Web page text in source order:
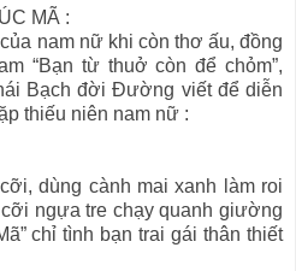
MÃ :
nam nữ khi còn thơ ấu, đồng
“Bạn từ thuở còn để chỏm”,
Bạch đời Đường viết để diễn
thiếu niên nam nữ :
dùng cành mai xanh làm roi
ngựa tre chạy quanh giường
chỉ tình bạn trai gái thân thiết